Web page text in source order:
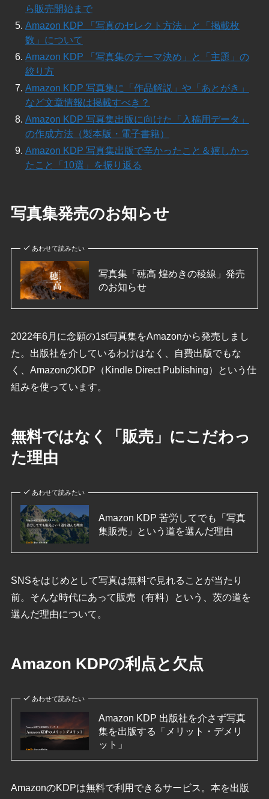
ら販売開始まで
Amazon KDP 「写真のセレクト方法」と「掲載枚
数」について
Amazon KDP 「写真集のテーマ決め」と「主題」の
絞り方
Amazon KDP 写真集に「作品解説」や「あとがき」
など文章情報は掲載すべき？
Amazon KDP 写真集出版に向けた「入稿用データ」
の作成方法（製本版・電子書籍）
Amazon KDP 写真集出版で辛かったこと＆嬉しかっ
たこと「10選」を振り返る
写真集発売のお知らせ
あわせて読みたい
写真集「穂高 煌めきの稜線」発売
のお知らせ
2022年6月に念願の1st写真集をAmazonから発売しまし
た。出版社を介しているわけはなく、自費出版でもな
く、AmazonのKDP（Kindle Direct Publishing）という仕
組みを使っています。
無料ではなく「販売」にこだわっ
た理由
あわせて読みたい
Amazon KDP 苦労してでも「写真
集販売」という道を選んだ理由
SNSをはじめとして写真は無料で見れることが当たり
前。そんな時代にあって販売（有料）という、茨の道を
選んだ理由について。
Amazon KDPの利点と欠点
あわせて読みたい
Amazon KDP 出版社を介さず写真
集を出版する「メリット・デメリ
ット」
AmazonのKDPは無料で利用できるサービス。本を出版